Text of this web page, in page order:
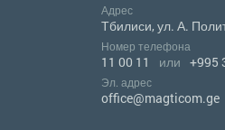
Адрес
Тбилиси, ул. А.
Номер телефона
11 00 11 или +995
Эл. адрес
office@magticom.ge